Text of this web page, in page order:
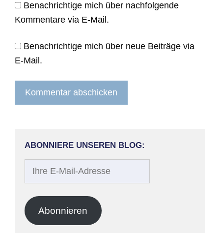
Benachrichtige mich über nachfolgende
Kommentare via E-Mail.
Benachrichtige mich über neue Beiträge via
E-Mail.
ABONNIERE UNSEREN BLOG:
Adresse
Abonnieren